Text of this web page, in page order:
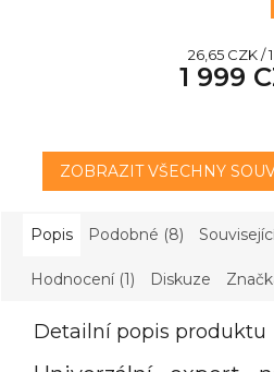
1 999
Měrná
cena:
26,65 CZK /
ZOBRAZIT VŠECHNY
Popis Podobné (8)
Hodnocení (1) Diskuze
Detailní popis produktu